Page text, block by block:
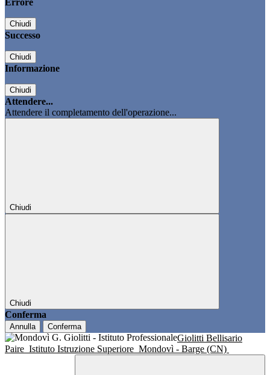
Errore
Chiudi
Successo
Chiudi
Informazione
Chiudi
Attendere...
Attendere il completamento dell'operazione...
Chiudi
Chiudi
Conferma
Annulla Conferma
Giolitti Bellisario
Paire Istituto Istruzione Superiore Mondovì - Barge (CN)